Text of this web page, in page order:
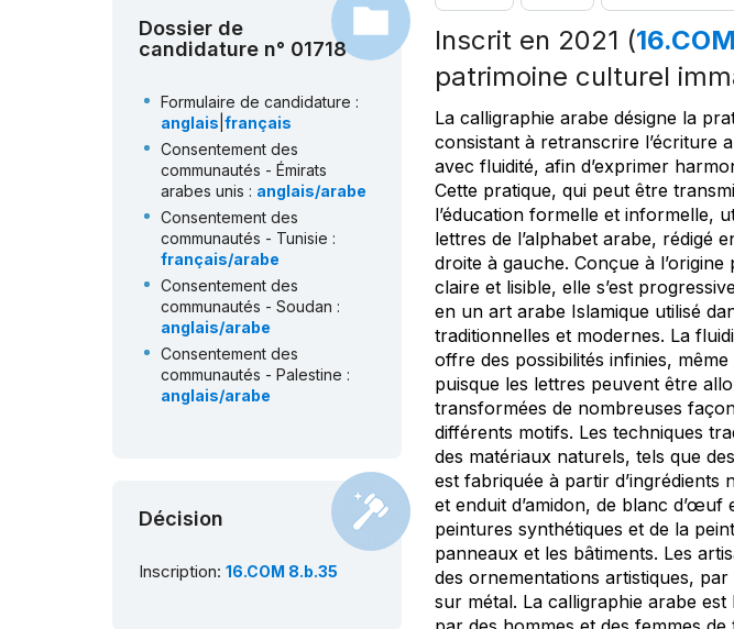
Dossier de
candidature n° 01718
Formulaire de candidature :
anglais français
Consentement des
communautés - Émirats
arabes unis : anglais/arabe
Consentement des
communautés - Tunisie :
français/arabe
Consentement des
communautés - Soudan :
anglais/arabe
Consentement des
communautés - Palestine :
anglais/arabe
communautés - Mauritanie :
français/arabe
communautés - Liban :
Décision
Inscription: 16.COM 8.b.35
Inscrit en 2021 (16.COM
patrimoine culturel
La calligraphie arabe désigne la
consistant à retranscrire l’écriture
avec fluidité, afin d’exprimer
Cette pratique, qui peut être
l’éducation formelle et informelle,
lettres de l’alphabet arabe, rédigé
droite à gauche. Conçue à
claire et lisible, elle s’est
en un art arabe Islamique utilisé
traditionnelles et modernes. La
offre des possibilités infinies,
puisque les lettres peuvent être
transformées de nombreuses
différents motifs. Les techniques
des matériaux naturels, tels que
est fabriquée à partir d’ingrédients
et enduit d’amidon, de blanc
peintures synthétiques et de la
panneaux et les bâtiments. Les
des ornementations artistiques,
sur métal. La calligraphie arabe